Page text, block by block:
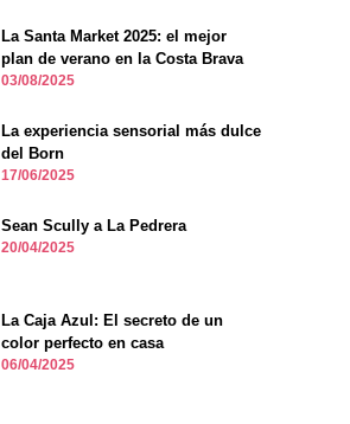
La Santa Market 2025: el mejor
plan de verano en la Costa Brava
03/08/2025
La experiencia sensorial más dulce
del Born
17/06/2025
Sean Scully a La Pedrera
20/04/2025
La Caja Azul: El secreto de un
color perfecto en casa
06/04/2025